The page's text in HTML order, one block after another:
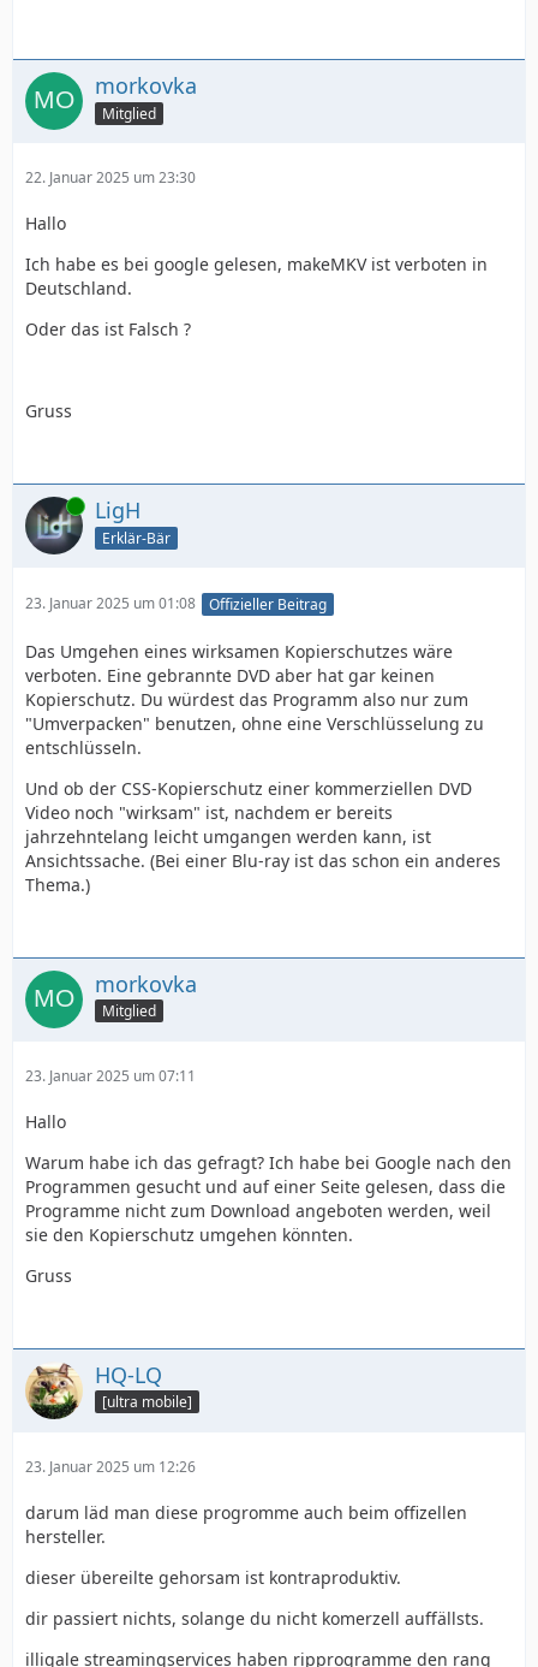
morkovka
Mitglied
22. Januar 2025 um 23:30
Hallo
Ich habe es bei google gelesen, makeMKV ist verboten in
Deutschland.
Oder das ist Falsch ?
Gruss
Online LigH
Erklär-Bär
23. Januar 2025 um 01:08 Offizieller Beitrag
Das Umgehen eines wirksamen Kopierschutzes wäre
verboten. Eine gebrannte DVD aber hat gar keinen
Kopierschutz. Du würdest das Programm also nur zum
"Umverpacken" benutzen, ohne eine Verschlüsselung zu
entschlüsseln.
Und ob der CSS-Kopierschutz einer kommerziellen DVD
Video noch "wirksam" ist, nachdem er bereits
jahrzehntelang leicht umgangen werden kann, ist
Ansichtssache. (Bei einer Blu-ray ist das schon ein anderes
Thema.)
morkovka
Mitglied
23. Januar 2025 um 07:11
Hallo
Warum habe ich das gefragt? Ich habe bei Google nach den
Programmen gesucht und auf einer Seite gelesen, dass die
Programme nicht zum Download angeboten werden, weil
sie den Kopierschutz umgehen könnten.
Gruss
HQ-LQ
[ultra mobile]
23. Januar 2025 um 12:26
darum läd man diese progromme auch beim offizellen
hersteller.
dieser übereilte gehorsam ist kontraproduktiv.
dir passiert nichts, solange du nicht komerzell auffällsts.
illigale streamingservices haben ripprogramme den rang